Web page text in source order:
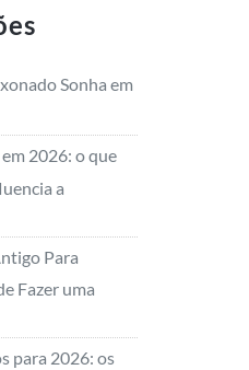
Sonha em
2026: o que
a
Para
Fazer uma
para 2026: os